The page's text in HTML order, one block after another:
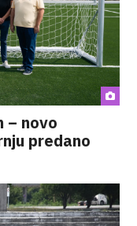
– novo
predano